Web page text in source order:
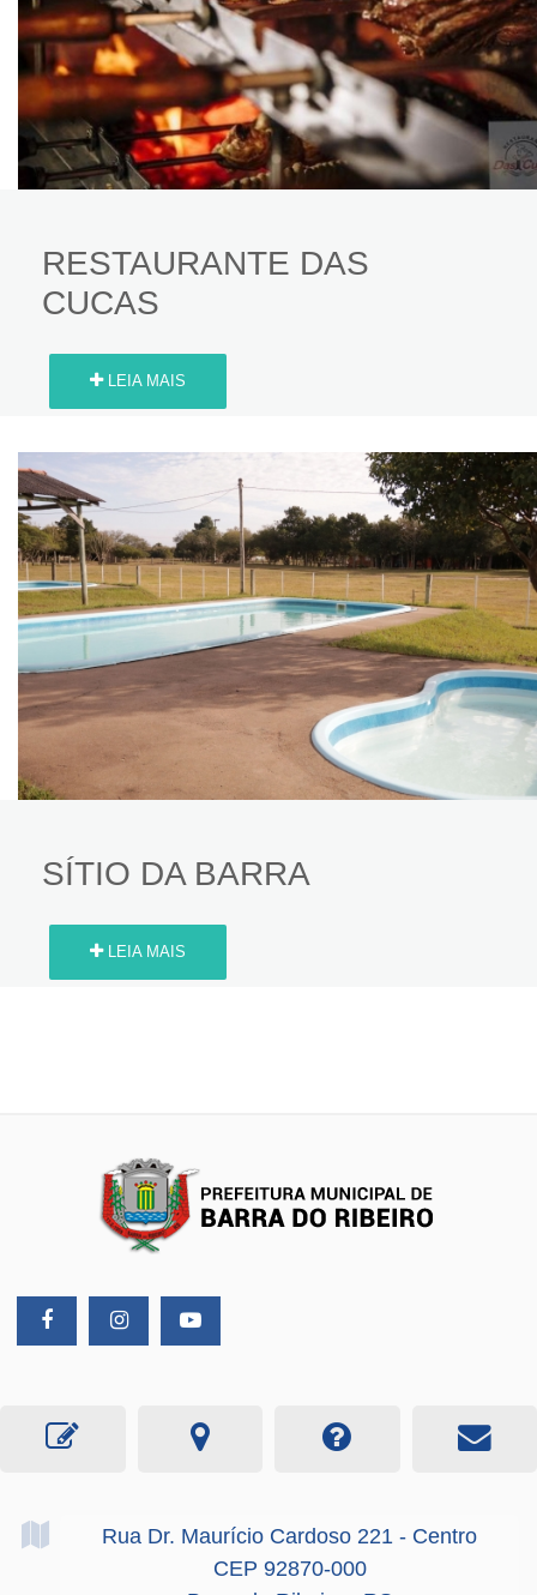
RESTAURANTE DAS
CUCAS
LEIA MAIS
SÍTIO DA BARRA
LEIA MAIS
Rua Dr. Maurício Cardoso 221 - Centro
CEP 92870-000